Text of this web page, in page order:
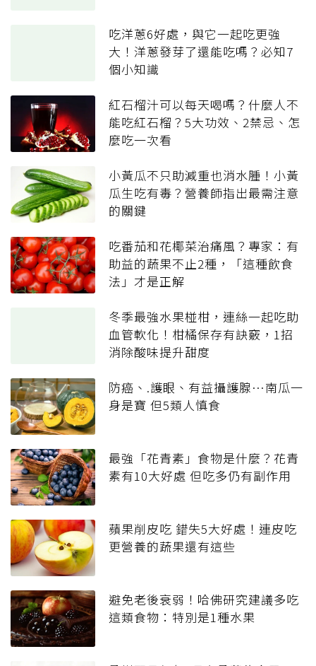
吃洋蔥6好處，與它一起吃更強
大！洋蔥發芽了還能吃嗎？必知7
個小知識
紅石榴汁可以每天喝嗎？什麼人不
能吃紅石榴？5大功效、2禁忌、怎
麼吃一次看
小黃瓜不只助減重也消水腫！小黃
瓜生吃有毒？營養師指出最需注意
的關鍵
吃番茄和花椰菜治痛風？專家：有
助益的蔬果不止2種，「這種飲食
法」才是正解
冬季最強水果椪柑，連絲一起吃助
血管軟化！柑橘保存有訣竅，1招
消除酸味提升甜度
防癌、.護眼、有益攝護腺…南瓜一
身是寶 但5類人慎食
最強「花青素」食物是什麼？花青
素有10大好處 但吃多仍有副作用
蘋果削皮吃 錯失5大好處！連皮吃
更營養的蔬果還有這些
避免老後衰弱！哈佛研究建議多吃
這類食物：特別是1種水果